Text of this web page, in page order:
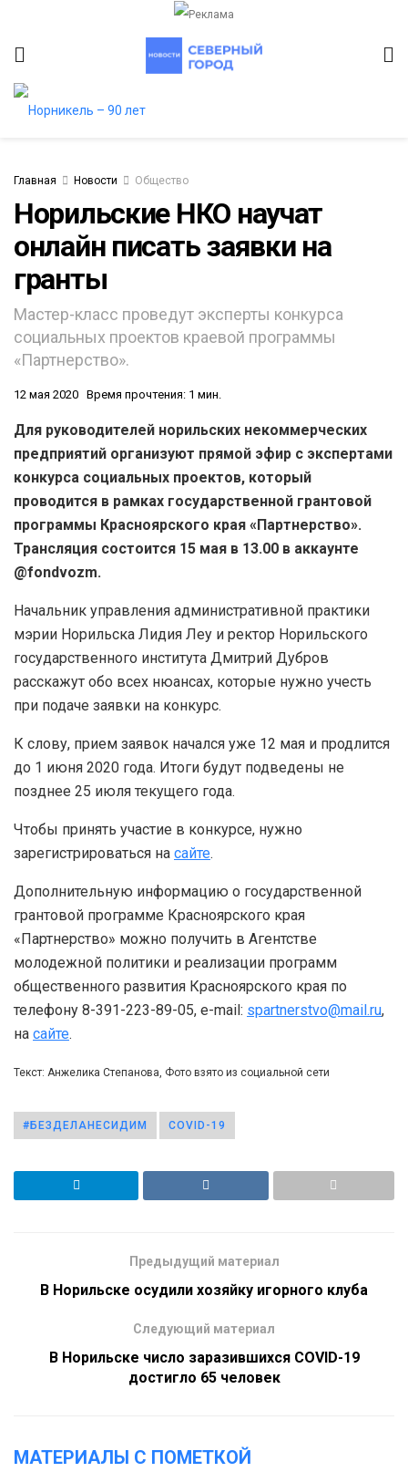
Главная Новости Общество
Норильские НКО научат
онлайн писать заявки на
гранты
Мастер-класс проведут эксперты конкурса
социальных проектов краевой программы
«Партнерство».
12 мая 2020 Время прочтения: 1 мин.
Для руководителей норильских некоммерческих
предприятий организуют прямой эфир с экспертами
конкурса социальных проектов, который
проводится в рамках государственной грантовой
программы Красноярского края «Партнерство».
Трансляция состоится 15 мая в 13.00 в аккаунте
@fondvozm.
Начальник управления административной практики
мэрии Норильска Лидия Леу и ректор Норильского
государственного института Дмитрий Дубров
расскажут обо всех нюансах, которые нужно учесть
при подаче заявки на конкурс.
К слову, прием заявок начался уже 12 мая и продлится
до 1 июня 2020 года. Итоги будут подведены не
позднее 25 июля текущего года.
Чтобы принять участие в конкурсе, нужно
зарегистрироваться на сайте.
Дополнительную информацию о государственной
грантовой программе Красноярского края
«Партнерство» можно получить в Агентстве
молодежной политики и реализации программ
общественного развития Красноярского края по
телефону 8-391-223-89-05, e-mail: spartnerstvo@mail.ru,
на сайте.
Текст: Анжелика Степанова, Фото взято из социальной сети
#БЕЗДЕЛАНЕСИДИМ COVID-19
Предыдущий материал
В Норильске осудили хозяйку игорного клуба
Следующий материал
В Норильске число заразившихся COVID-19
достигло 65 человек
МАТЕРИАЛЫ С ПОМЕТКОЙ